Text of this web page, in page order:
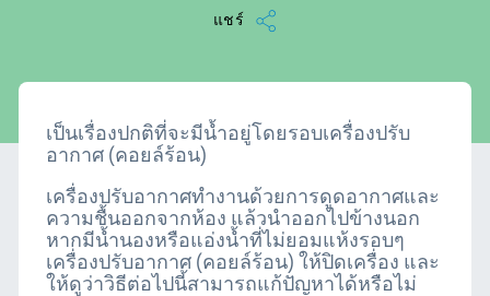
แชร์
เป็นเรื่องปกติที่จะมีน้ำอยู่โดยรอบเครื่องปรับ
อากาศ (คอยล์ร้อน)
เครื่องปรับอากาศทำงานด้วยการดูดอากาศและ
ความชื้นออกจากห้อง แล้วนำออกไปข้างนอก
หากมีน้ำนองหรือแอ่งน้ำที่ไม่ยอมแห้งรอบๆ
เครื่องปรับอากาศ (คอยล์ร้อน) ให้ปิดเครื่อง และ
ให้ดูว่าวิธีต่อไปนี้สามารถแก้ปัญหาได้หรือไม่